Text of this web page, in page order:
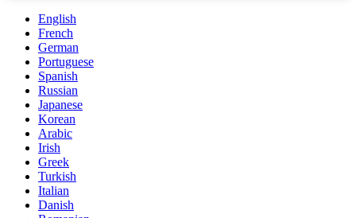
English
French
German
Portuguese
Spanish
Russian
Japanese
Korean
Arabic
Irish
Greek
Turkish
Italian
Danish